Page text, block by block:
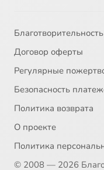
Благотворительность
Договор оферты
Регулярные
Безопасность
Политика возврата
О проекте
Политика
© 2008 — 2026